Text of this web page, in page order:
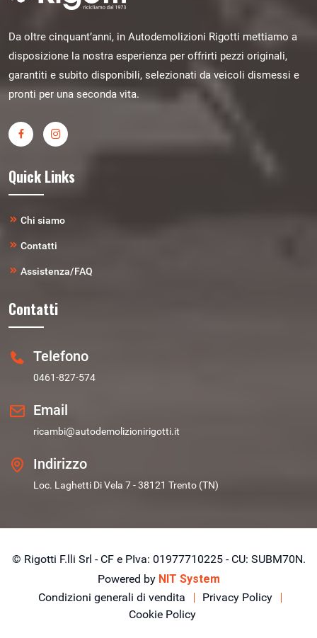
Da oltre cinquant’anni, in Autodemolizioni Rigotti mettiamo a
disposizione la nostra esperienza per offrirti pezzi originali,
garantiti e subito disponibili, selezionati da veicoli dismessi e
pronti per una seconda vita.
Quick Links
Chi siamo
Contatti
Assistenza/FAQ
Contatti
Telefono
0461-827-574
Email
ricambi@autodemolizionirigotti.it
Indirizzo
Loc. Laghetti Di Vela 7 - 38121 Trento (TN)
© Rigotti F.lli Srl - CF e PIva: 01977710225 - CU: SUBM70N.
Powered by NIT System
Condizioni generali di vendita
Privacy Policy
Cookie Policy